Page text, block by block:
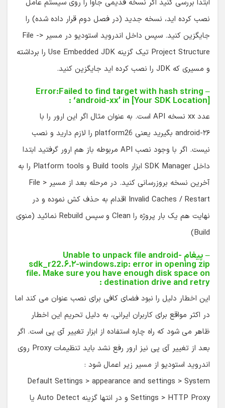
ابتدا بررسی کنید اگر نسخه قدیمی جاوا را روی سیستم عامل
نصب کرده اید، نسخه جدید (در فصل دوم قرار داده شده) را
جایگزین کنید. سپس داخل اندروید استودیو در مسیر File ->
Project Structure تیک گزینه Use Embedded JDK را برداشته
و مسیری که JDK را نصب کرده اید جایگزین کنید.
– Error:Failed to find target with hash string
‘android-xx’ in [Your SDK Location] :
عدد xx نسخه API است. به عنوان مثال اگر این ارور را با
android-۲۶ بگیرید یعنی platform26 را لازم دارید و نصب
نیست. اگر با وجود نصب API مربوطه باز هم ارور گرفتید ابتدا
داخل SDK Manager ابزار Build tools و Platform tools را به
آخرین نسخه بروزرسانی کنید. در مرحله بعد از مسیر File >
Invalid Caches / Restart اقدام به حذف کش نموده و در
نهایت هم یک بار پروژه را Clean و سپس Rebuild نمائید (منوی
Build)
– پیغام Unable to unpack file android-
sdk_r22.۶.۲-windows.zip: error in opening zip
file. Make sure you have enough disk space on
destination drive and retry :
این اخطار دلیل را نبود فضای کافی برای نصب عنوان می کند اما
در اکثر مواقع برای کاربران ایرانی، به دلیل تحریم این اخطار
ظاهر می شود که راه چاره استفاده از ابزار تغییر آی پی است. اگر
بعد از تغییر آی پی نیز ارور رفع نشد باید تنظیمات Proxy روی
اندروید استودیو از مسیر زیر اعمال شود :
Default Settings > appearance and settings > System
Settings > HTTP Proxy و در انتها گزینه Auto Detect یا